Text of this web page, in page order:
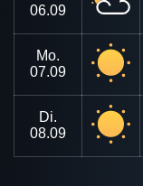
06.09
Mo.
07.09
Di.
08.09